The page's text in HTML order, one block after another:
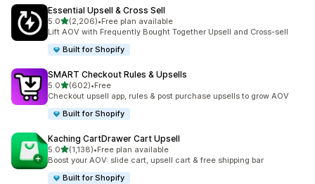
Essential Upsell & Cross Sell
5.0별 5개 중
(2,206)
총 리뷰 2206개
•Free plan available
Lift AOV with Frequently Bought Together Upsell and Cross-sell
Built for Shopify
SMART Checkout Rules & Upsells
5.0별 5개 중
(602)
총 리뷰 602개
•Free
Checkout upsell app, rules & post purchase upsells to grow AOV
Built for Shopify
Kaching CartDrawer Cart Upsell
5.0별 5개 중
(1,138)
총 리뷰 1138개
•Free plan available
Boost your AOV: slide cart, upsell cart & free shipping bar
Built for Shopify